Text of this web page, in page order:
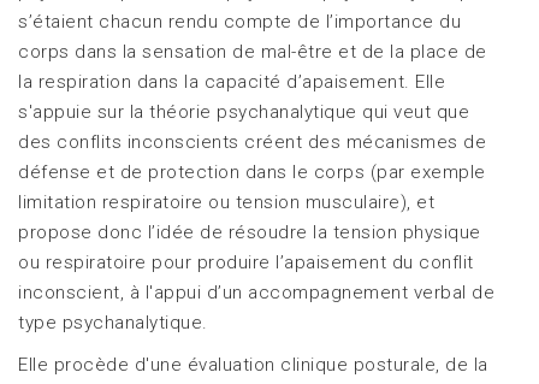
s’étaient chacun rendu compte de l’importance du
corps dans la sensation de mal-être et de la place de
la respiration dans la capacité d’apaisement. Elle
s'appuie sur la théorie psychanalytique qui veut que
des conflits inconscients créent des mécanismes de
défense et de protection dans le corps (par exemple
limitation respiratoire ou tension musculaire), et
propose donc l’idée de résoudre la tension physique
ou respiratoire pour produire l’apaisement du conflit
inconscient, à l'appui d’un accompagnement verbal de
type psychanalytique.
Elle procède d'une évaluation clinique posturale, de la